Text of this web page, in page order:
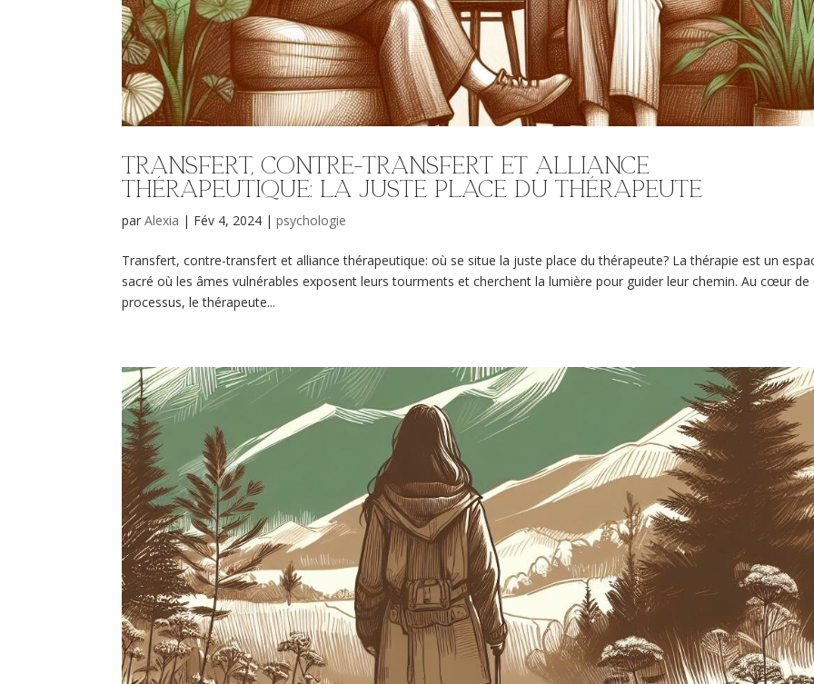
Transfert, contre-transfert et alliance
thérapeutique: la juste place du thérapeute
parAlexia | Fév 4, 2024 |psychologie
Transfert, contre-transfert et alliance thérapeutique: où se situe la juste place du thérapeute? La thérapie est un
sacré où les âmes vulnérables exposent leurs tourments et cherchent la lumière pour guider leur chemin. Au cœur de
processus, le thérapeute...